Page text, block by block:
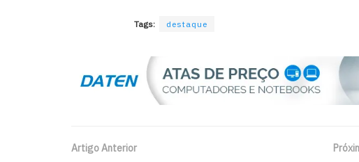
Tags: destaque
Artigo Anterior